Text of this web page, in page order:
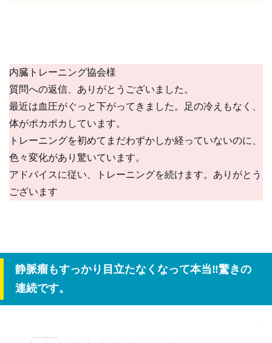
内臓トレーニング協会様
質問への返信、ありがとうございました。
最近は血圧がぐっと下がってきました。足の冷えもなく、
体がポカポカしています。
トレーニングを初めてまだわずかしか経っていないのに、
色々変化があり驚いています。
アドバイスに従い、トレーニングを続けます。ありがとう
ございます
静脈瘤もすっかり目立たなくなって本当‼驚きの
連続です。